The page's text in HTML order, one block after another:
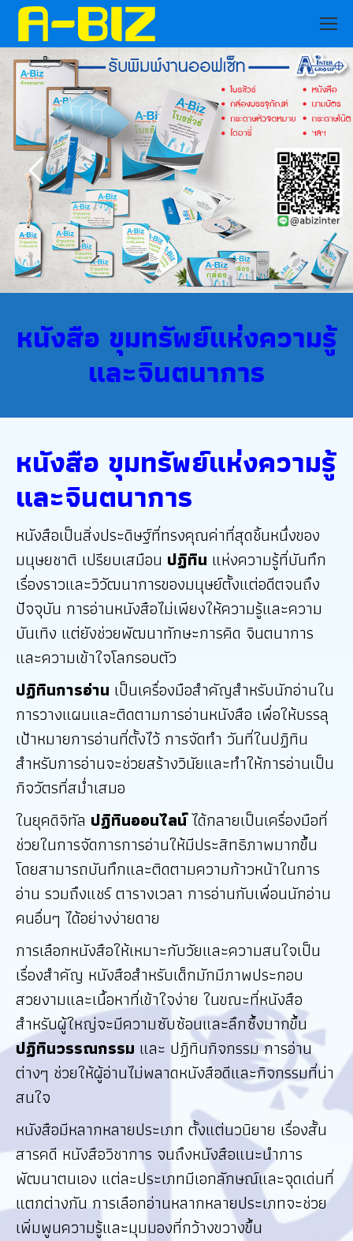
หนังสือ ขุมทรัพย์แห่งความรู้
และจินตนาการ
หนังสือ ขุมทรัพย์แห่งความรู้
และจินตนาการ
หนังสือเป็นสิ่งประดิษฐ์ที่ทรงคุณค่าที่สุดชิ้นหนึ่งของ
มนุษยชาติ เปรียบเสมือน ปฏิทิน แห่งความรู้ที่บันทึก
เรื่องราวและวิวัฒนาการของมนุษย์ตั้งแต่อดีตจนถึง
ปัจจุบัน การอ่านหนังสือไม่เพียงให้ความรู้และความ
บันเทิง แต่ยังช่วยพัฒนาทักษะการคิด จินตนาการ
และความเข้าใจโลกรอบตัว
ปฏิทินการอ่าน เป็นเครื่องมือสำคัญสำหรับนักอ่านใน
การวางแผนและติดตามการอ่านหนังสือ เพื่อให้บรรลุ
เป้าหมายการอ่านที่ตั้งไว้ การจัดทำ วันที่ในปฏิทิน
สำหรับการอ่านจะช่วยสร้างวินัยและทำให้การอ่านเป็น
กิจวัตรที่สม่ำเสมอ
ในยุคดิจิทัล ปฏิทินออนไลน์ได้กลายเป็นเครื่องมือที่
ช่วยในการจัดการการอ่านให้มีประสิทธิภาพมากขึ้น
โดยสามารถบันทึกและติดตามความก้าวหน้าในการ
อ่าน รวมถึงแชร์ ตารางเวลา การอ่านกับเพื่อนนักอ่าน
คนอื่นๆ ได้อย่างง่ายดาย
การเลือกหนังสือให้เหมาะกับวัยและความสนใจเป็น
เรื่องสำคัญ หนังสือสำหรับเด็กมักมีภาพประกอบ
สวยงามและเนื้อหาที่เข้าใจง่าย ในขณะที่หนังสือ
สำหรับผู้ใหญ่จะมีความซับซ้อนและลึกซึ้งมากขึ้น
ปฏิทินวรรณกรรม และ ปฏิทินกิจกรรม การอ่าน
ต่างๆ ช่วยให้ผู้อ่านไม่พลาดหนังสือดีและกิจกรรมที่น่า
สนใจ
หนังสือมีหลากหลายประเภท ตั้งแต่นวนิยาย เรื่องสั้น
สารคดี หนังสือวิชาการ จนถึงหนังสือแนะนำการ
พัฒนาตนเอง แต่ละประเภทมีเอกลักษณ์และจุดเด่นที่
แตกต่างกัน การเลือกอ่านหลากหลายประเภทจะช่วย
เพิ่มพูนความรู้และมุมมองที่กว้างขวางขึ้น